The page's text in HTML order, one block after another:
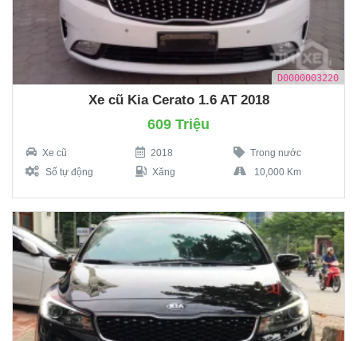
D0000003220
Xe cũ Kia Cerato 1.6 AT 2018
609 Triệu
Xe cũ 2018
Trong nước
Số tự động
Xăng 10,000 Km